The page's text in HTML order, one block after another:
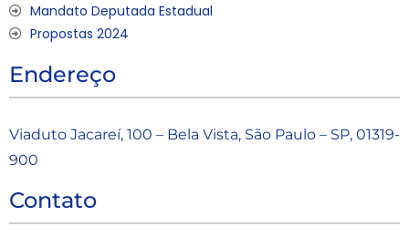
Mandato Deputada Estadual
Propostas 2024
Endereço
Viaduto Jacareí, 100 – Bela Vista, São Paulo – SP, 01319-
900
Contato